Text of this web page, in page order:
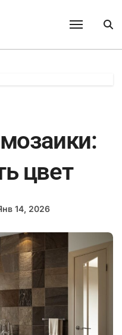
цвет
14, 2026